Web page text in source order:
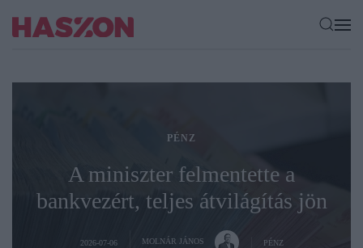
PÉNZ
A miniszter felmentette a
bankvezért, teljes átvilágítás jön
2026-07-06 MOLNÁR JÁNOS PÉNZ